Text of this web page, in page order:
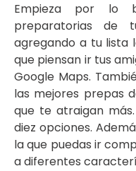
Empieza por lo
preparatorias de
agregando a tu lista
que piensan ir tus
Google Maps.
las mejores prepas
que te atraigan
diez opciones.
la que puedas ir
a diferentes